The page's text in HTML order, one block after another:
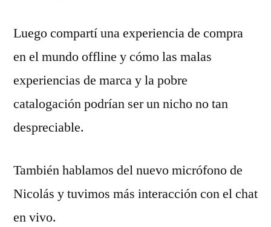
Luego compartí una experiencia de compra
en el mundo offline y cómo las malas
experiencias de marca y la pobre
catalogación podrían ser un nicho no tan
despreciable.
También hablamos del nuevo micrófono de
Nicolás y tuvimos más interacción con el chat
en vivo.